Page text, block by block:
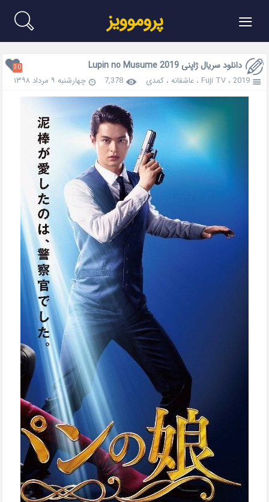
≡ پروموویز
دانلود سریال ژاپنی Lupin no Musume 2019 30
2019 ،Fuji TV ،عاشقانه ،کمدی 7,378 چهارشنبه ۹ مرداد ۱۳۹۸